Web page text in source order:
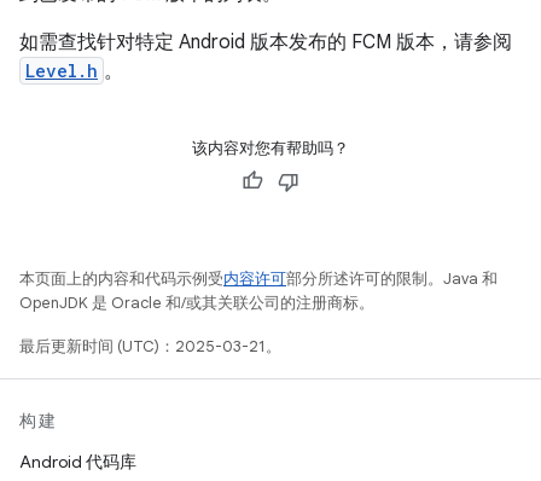
如需查找针对特定 Android 版本发布的 FCM 版本，请参阅
Level.h 。
该内容对您有帮助吗？
本页面上的内容和代码示例受内容许可部分所述许可的限制。Java 和
OpenJDK 是 Oracle 和/或其关联公司的注册商标。
最后更新时间 (UTC)：2025-03-21。
构建
Android 代码库